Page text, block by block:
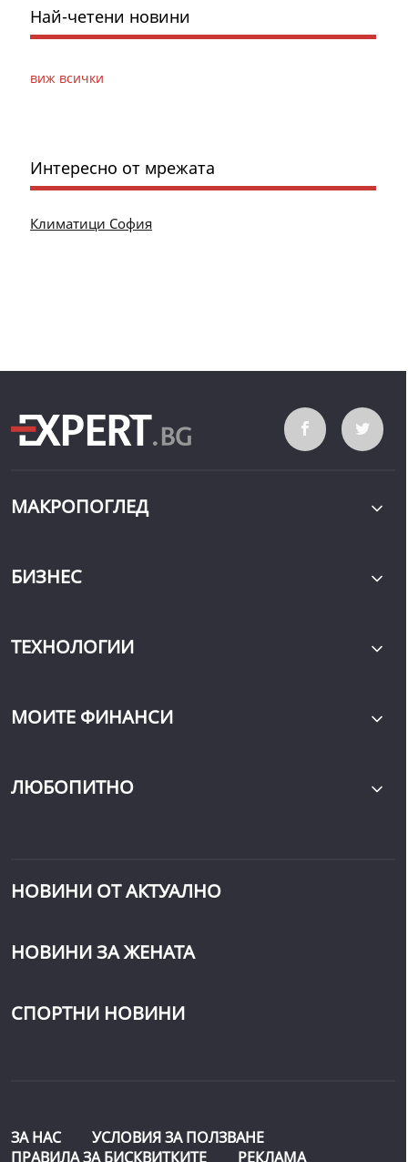
Най-четени новини
виж всички
Интересно от мрежата
Климатици София
МАКРОПОГЛЕД
БИЗНЕС
ТЕХНОЛОГИИ
МОИТЕ ФИНАНСИ
ЛЮБОПИТНО
НОВИНИ ОТ АКТУАЛНО
НОВИНИ ЗА ЖЕНАТА
СПОРТНИ НОВИНИ
ЗА НАС
УСЛОВИЯ ЗА ПОЛЗВАНЕ
ПРАВИЛА ЗА БИСКВИТКИТЕ
РЕКЛАМА